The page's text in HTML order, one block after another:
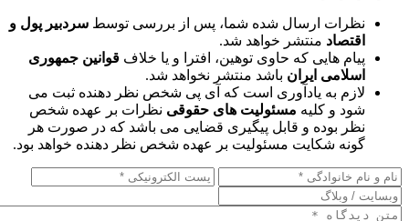
نظرات ارسال شده شما، پس از بررسی توسط سردبیر پول و
اقتصاد منتشر خواهد شد.
پیام هایی که حاوی توهین، افترا و یا خلاف قوانین جمهوری
اسلامی ایران باشد منتشر نخواهد شد.
لازم به یادآوری است که آی پی شخص نظر دهنده ثبت می
شود و کلیه مسئولیت های حقوقی نظرات بر عهده شخص
نظر بوده و قابل پیگیری قضایی می باشد که در صورت هر
گونه شکایت مسئولیت بر عهده شخص نظر دهنده خواهد بود.